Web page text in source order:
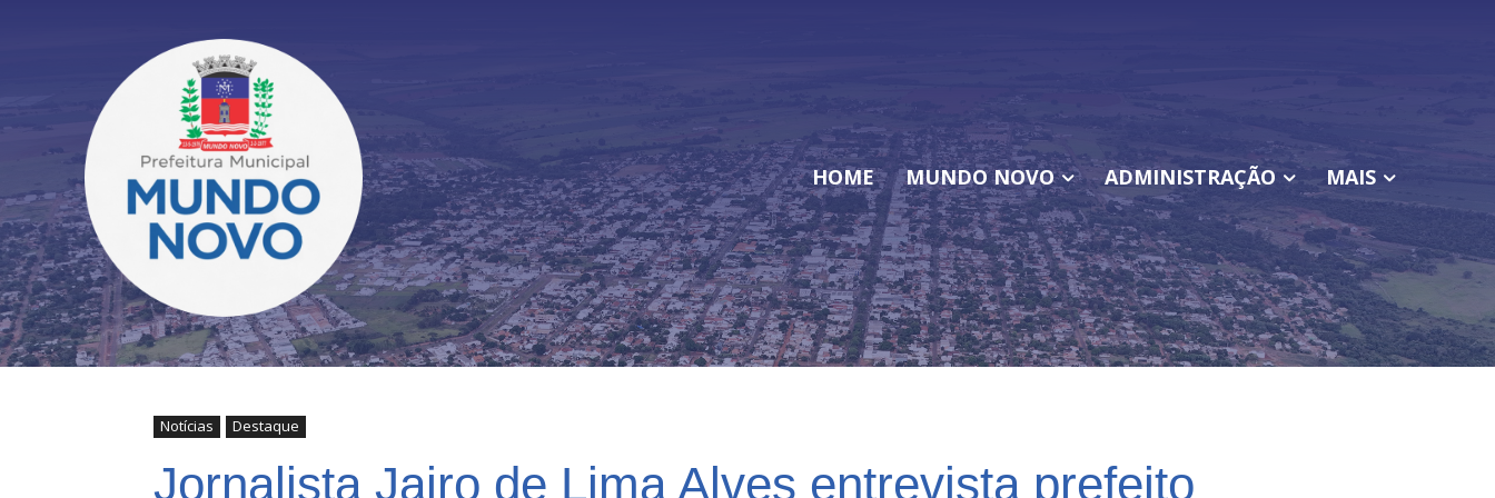
HOME MUNDO NOVO ADMINISTRAÇÃO MAIS
Notícias Destaque
Jornalista Jairo de Lima Alves entrevista prefeito